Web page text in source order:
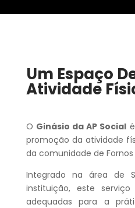
Um Espaço
Atividade
O Ginásio da AP Social
promoção da atividade
da comunidade de Fornos
Integrado na área de
instituição, este serviço
adequadas para a